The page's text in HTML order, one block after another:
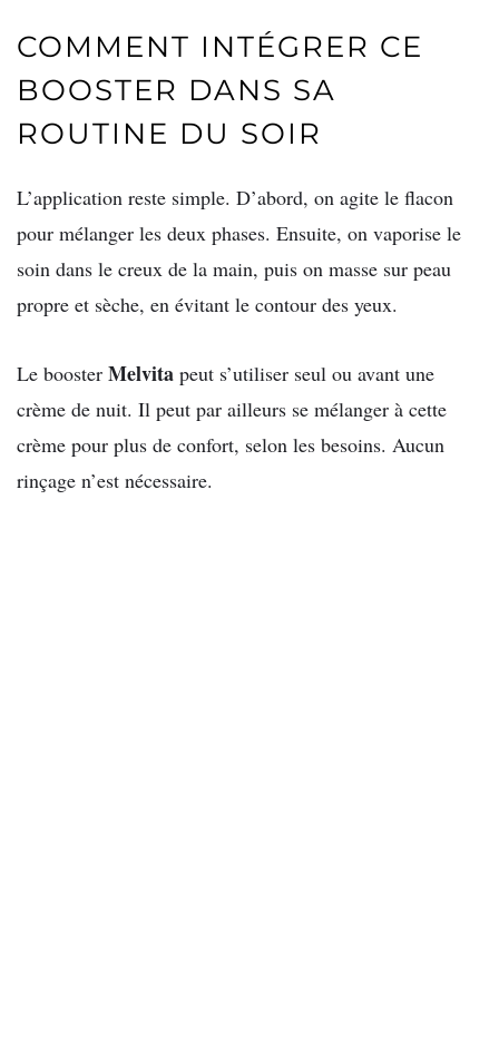
COMMENT INTÉGRER CE
BOOSTER DANS SA
ROUTINE DU SOIR
L’application reste simple. D’abord, on agite le flacon
pour mélanger les deux phases. Ensuite, on vaporise le
soin dans le creux de la main, puis on masse sur peau
propre et sèche, en évitant le contour des yeux.
Le booster Melvita peut s’utiliser seul ou avant une
crème de nuit. Il peut par ailleurs se mélanger à cette
crème pour plus de confort, selon les besoins. Aucun
rinçage n’est nécessaire.